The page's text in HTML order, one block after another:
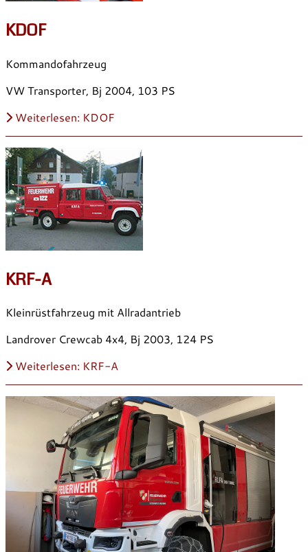
KDOF
Kommandofahrzeug
VW Transporter, Bj 2004, 103 PS
Weiterlesen: KDOF
KRF-A
Kleinrüstfahrzeug mit Allradantrieb
Landrover Crewcab 4x4, Bj 2003, 124 PS
Weiterlesen: KRF-A